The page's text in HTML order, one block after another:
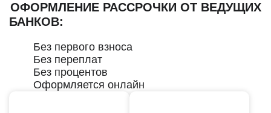
ОФОРМЛЕНИЕ РАССРОЧКИ ОТ ВЕДУЩИХ
БАНКОВ:
Без первого взноса
Без переплат
Без процентов
Оформляется онлайн